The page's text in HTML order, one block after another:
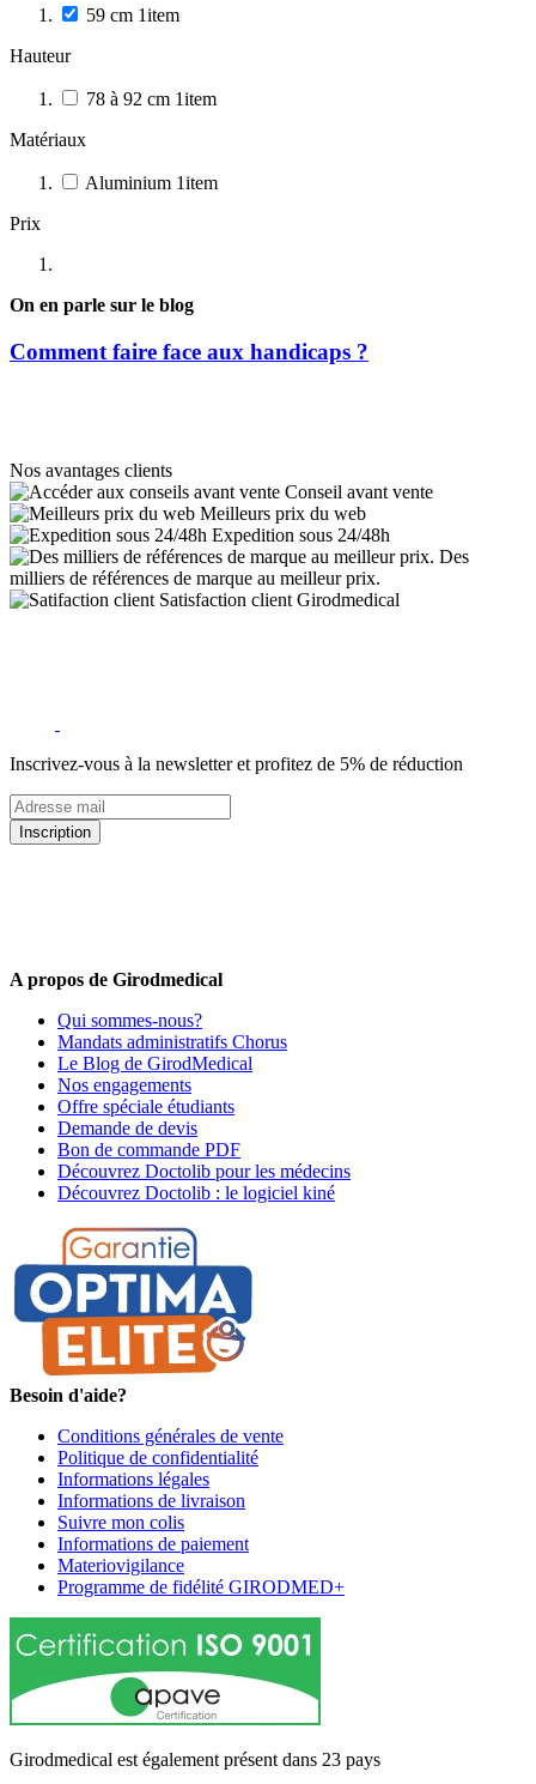
59 cm 1item
Hauteur
78 à 92 cm 1item
Matériaux
Aluminium 1item
Prix
On en parle sur le blog
Comment faire face aux handicaps ?
Nos avantages clients
Conseil avant vente
Meilleurs prix du web
Expedition sous 24/48h
Des
milliers de références de marque au meilleur prix.
Satisfaction client Girodmedical
Inscrivez-vous à la newsletter et profitez de 5% de réduction
Inscription
A propos de Girodmedical
Qui sommes-nous?
Mandats administratifs Chorus
Le Blog de GirodMedical
Nos engagements
Offre spéciale étudiants
Demande de devis
Bon de commande PDF
Découvrez Doctolib pour les médecins
Découvrez Doctolib : le logiciel kiné
Besoin d'aide?
Conditions générales de vente
Politique de confidentialité
Informations légales
Informations de livraison
Suivre mon colis
Informations de paiement
Materiovigilance
Programme de fidélité GIRODMED+
Girodmedical est également présent dans 23 pays